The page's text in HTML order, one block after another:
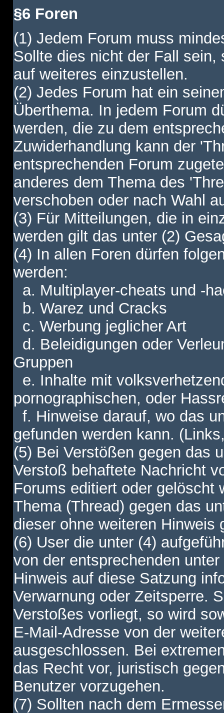
§6 Foren
(1) Jedem Forum muss
Sollte dies nicht der Fall
auf weiteres einzustellen.
(2) Jedes Forum hat ein
Überthema. In jedem Forum
werden, die zu dem
Zuwiderhandlung kann der
entsprechenden Forum
anderes dem Thema des
verschoben oder nach Wahl
(3) Für Mitteilungen, die in
werden gilt das unter (2)
(4) In allen Foren dürfen
werden:
a. Multiplayer-cheats und -
b. Warez und Cracks
c. Werbung jeglicher Art
d. Beleidigungen oder
Gruppen
e. Inhalte mit
pornographischen, oder
f. Hinweise darauf, wo das
gefunden werden kann.
(5) Bei Verstößen gegen das
Verstoß behaftete Nachricht
Forums editiert oder gelöscht
Thema (Thread) gegen das
dieser ohne weiteren Hinweis
(6) User die unter (4)
von der entsprechenden
Hinweis auf diese Satzung
Verwarnung oder Zeitsperre.
Verstoßes vorliegt, so wird
E-Mail-Adresse von der
ausgeschlossen. Bei
das Recht vor, juristisch
Benutzer vorzugehen.
(7) Sollten nach dem